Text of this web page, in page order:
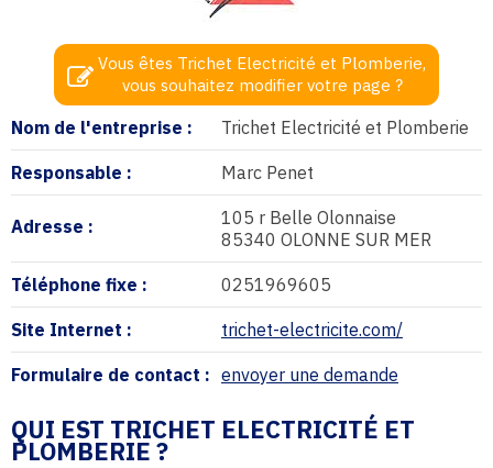
Nom de l'entreprise : Trichet Electricité et Plomberie
Responsable : Marc Penet
Adresse :
105 r Belle Olonnaise
85340 OLONNE SUR MER
Téléphone fixe : 0251969605
Site Internet : trichet-electricite.com/
Formulaire de contact : envoyer une demande
Vous êtes Trichet Electricité et Plomberie,
vous souhaitez modifier votre page ?
QUI EST TRICHET ELECTRICITÉ ET
PLOMBERIE ?